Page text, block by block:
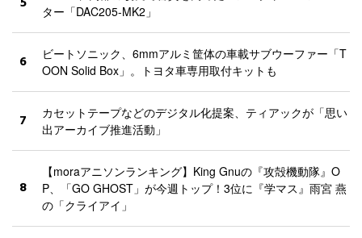
ター「DAC205-MK2」
6
ビートソニック、6mmアルミ筐体の車載サブウーファー「T
OON Solid Box」。トヨタ車専用取付キットも
7
カセットテープなどのデジタル化提案、ティアックが「思い
出アーカイブ推進活動」
8
【moraアニソンランキング】King Gnuの『攻殻機動隊』O
P、「GO GHOST」が今週トップ！3位に『学マス』雨宮 燕
の「クライアイ」